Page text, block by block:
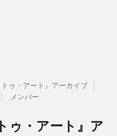
ゥ・アート』アーカイブ
メンバー
ゥ・アート』ア